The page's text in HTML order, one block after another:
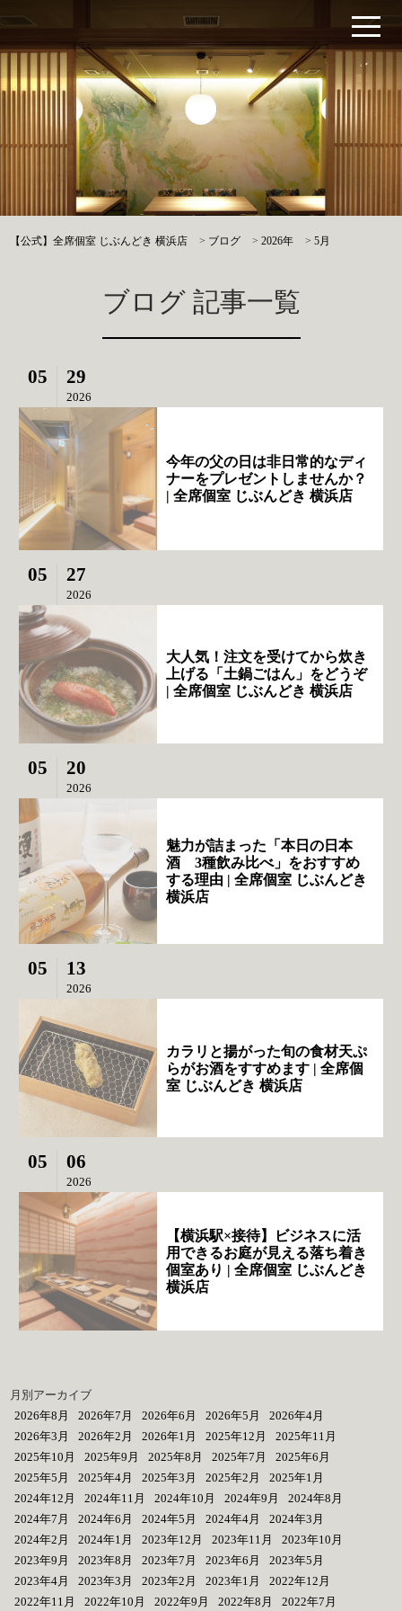
【公式】全席個室 じぶんどき 横浜店 > ブログ >2026年 >5月
ブログ 記事一覧
05 29
2026
今年の父の日は非日常的なディ
ナーをプレゼントしませんか？
| 全席個室 じぶんどき 横浜店
05 27
2026
大人気！注文を受けてから炊き
上げる「土鍋ごはん」をどうぞ
| 全席個室 じぶんどき 横浜店
05 20
2026
魅力が詰まった「本日の日本
酒 3種飲み比べ」をおすすめ
する理由 | 全席個室 じぶんどき
横浜店
05 13
2026
カラリと揚がった旬の食材天ぷ
らがお酒をすすめます | 全席個
室 じぶんどき 横浜店
05 06
2026
【横浜駅×接待】ビジネスに活
用できるお庭が見える落ち着き
個室あり | 全席個室 じぶんどき
横浜店
月別アーカイブ
2026年8月
2026年7月 2026年6月 2026年5月
2026年4月
2026年3月
2026年2月 2026年1月 2025年12月
2025年11月
2025年10月
2025年9月 2025年8月 2025年7月
2025年6月
2025年5月
2025年4月 2025年3月 2025年2月
2025年1月
2024年12月
2024年11月 2024年10月 2024年9月
2024年8月
2024年7月
2024年6月 2024年5月 2024年4月
2024年3月
2024年2月
2024年1月 2023年12月 2023年11月
2023年10月
2023年9月
2023年8月 2023年7月 2023年6月
2023年5月
2023年4月
2023年3月 2023年2月 2023年1月
2022年12月
2022年11月
2022年10月 2022年9月 2022年8月 2022年7月